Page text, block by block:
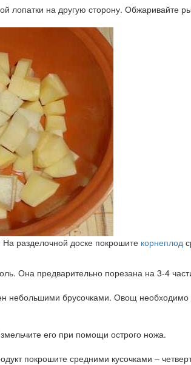
лопатки на другую сторону. Обжаривайте
разделочной доске покрошите корнеплод
Она предварительно порезана на 3-4
небольшими брусочками. Овощ
его при помощи острого ножа.
покрошите средними кусочками –